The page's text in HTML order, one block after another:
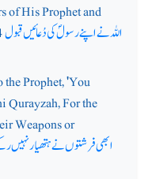
of His Prophet and
اللہ نے اپنے رسولؐ کی دُعائیں قبول
Prophet, 'You
Qurayzah, For the
Weapons or
ابھی فرشتوں نے ہتھیار نہیں